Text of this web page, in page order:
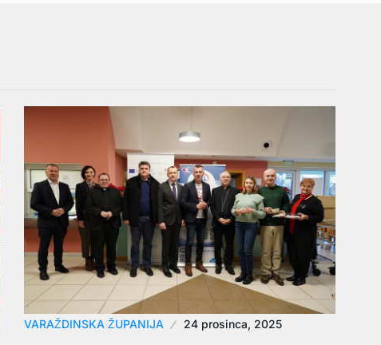
VARAŽDINSKA ŽUPANIJA 24 prosinca, 2025